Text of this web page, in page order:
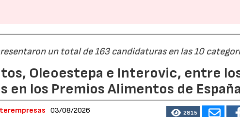
un total de 163 candidaturas en las 10
Oleoestepa e Interovic, entre
en los Premios Alimentos de
03/08/2026 2815